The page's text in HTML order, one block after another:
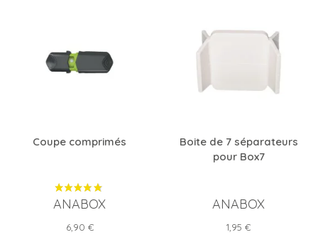
Coupe comprimés
ANABOX
Prix
6,90 €
Boite de 7 séparateurs
pour Box7
ANABOX
Prix
1,95 €